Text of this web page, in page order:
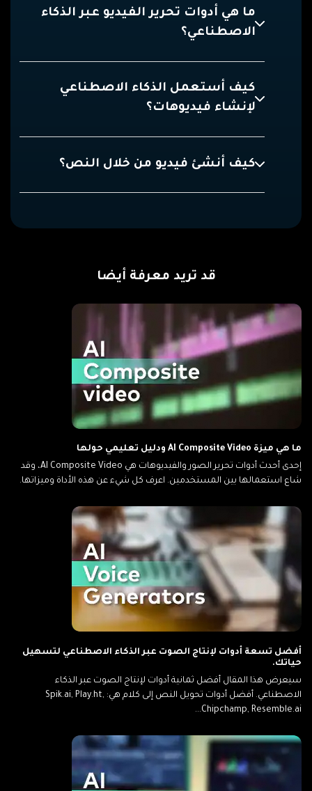
ما هي أدوات تحرير الفيديو عبر الذكاء
الاصطناعي؟
كيف أستعمل الذكاء الاصطناعي
لإنشاء فيديوهات؟
كيف أنشئ فيديو من خلال النص؟
قد تريد معرفة أيضا
ما هي ميزة AI Composite Video ودليل تعليمي حولها
إحدى أحدث أدوات تحرير الصور والفيديوهات هي AI Composite Video، وقد
شاع استعمالها بين المستخدمين. اعرف كل شيء عن هذه الأداة وميزاتها.
أفضل تسعة أدوات لإنتاج الصوت عبر الذكاء الاصطناعي لتسهيل
حياتك.
سيعرض هذا المقال أفضل ثمانية أدوات لإنتاج الصوت عبر الذكاء
الاصطناعي. أفضل أدوات تحويل النص إلى كلام هي: Spik.ai, Play.ht,
Chipchamp, Resemble.ai...